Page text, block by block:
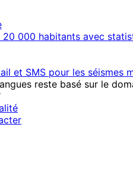
000 habitants avec
et SMS pour les séismes
reste basé sur le